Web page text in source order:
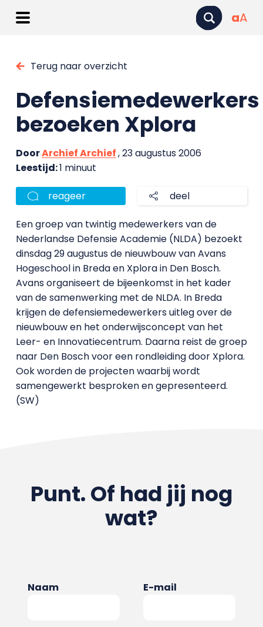
aA
Terug naar overzicht
Defensiemedewerkers
bezoeken Xplora
DoorArchief Archief, 23 augustus 2006
Leestijd:1 minuut
reageer deel
Een groep van twintig medewerkers van de
Nederlandse Defensie Academie (NLDA) bezoekt
dinsdag 29 augustus de nieuwbouw van Avans
Hogeschool in Breda en Xplora in Den Bosch.
Avans organiseert de bijeenkomst in het kader
van de samenwerking met de NLDA. In Breda
krijgen de defensiemedewerkers uitleg over de
nieuwbouw en het onderwijsconcept van het
Leer- en Innovatiecentrum. Daarna reist de groep
naar Den Bosch voor een rondleiding door Xplora.
Ook worden de projecten waarbij wordt
samengewerkt besproken en gepresenteerd.
(SW)
Punt. Of had jij nog
wat?
Naam E-mail